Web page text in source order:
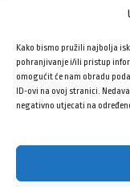
Kako bismo pružili najbolja
pohranjivanje i/ili pristup
omogućit će nam obradu
ID-ovi na ovoj stranici.
negativno utjecati na
Stefana
387 55
387 55